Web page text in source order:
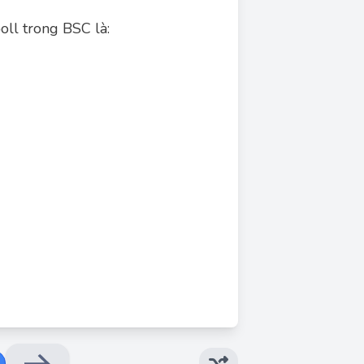
trong BSC là:
dụng trong quá trình polling để báo hiệu
Acknowledge) cũng là một đáp ứng